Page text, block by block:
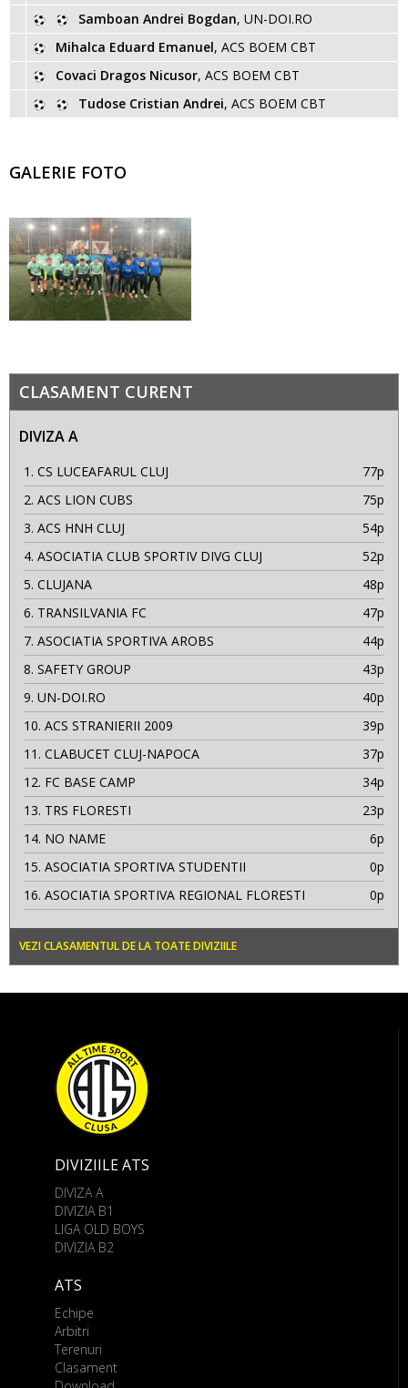
Samboan Andrei Bogdan, UN-DOI.RO
Mihalca Eduard Emanuel, ACS BOEM CBT
Covaci Dragos Nicusor, ACS BOEM CBT
Tudose Cristian Andrei, ACS BOEM CBT
GALERIE FOTO
CLASAMENT CURENT
DIVIZA A
1. CS LUCEAFARUL CLUJ
77p
2. ACS LION CUBS
75p
3. ACS HNH CLUJ
54p
4. ASOCIATIA CLUB SPORTIV DIVG CLUJ
52p
5. CLUJANA
48p
6. TRANSILVANIA FC
47p
7. ASOCIATIA SPORTIVA AROBS
44p
8. SAFETY GROUP
43p
9. UN-DOI.RO
40p
10. ACS STRANIERII 2009
39p
11. CLABUCET CLUJ-NAPOCA
37p
12. FC BASE CAMP
34p
13. TRS FLORESTI
23p
14. NO NAME
6p
15. ASOCIATIA SPORTIVA STUDENTII
0p
16. ASOCIATIA SPORTIVA REGIONAL FLORESTI 0p
VEZI CLASAMENTUL DE LA TOATE DIVIZIILE
DIVIZIILE ATS
DIVIZA A
DIVIZIA B1
LIGA OLD BOYS
DIVIZIA B2
ATS
Echipe
Arbitri
Terenuri
Clasament